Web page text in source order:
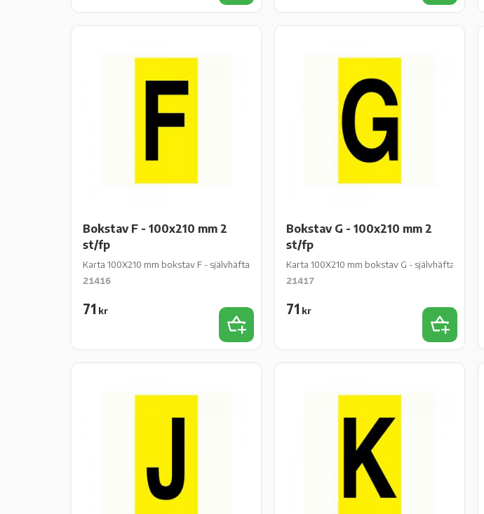
Bokstav F - 100x210 mm 2
st/fp
Karta 100X210 mm bokstav F - självhäftande gul vinyl - 2 st/fp
21416
71 kr
Lägg till i favoriter
Bokstav G - 100x210 mm 2
st/fp
Karta 100X210 mm bokstav G - självhäftande
21417
71 kr
Lägg